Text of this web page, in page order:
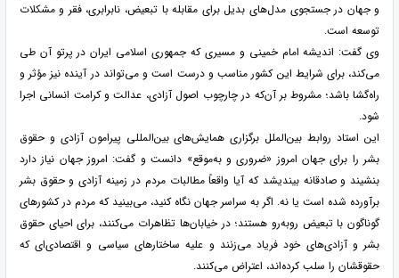
و جهان در جستجوی مدل‌های بدیل برای مقابله با تبعیض، نابرابری، فقر و مشکلات
توسعه است.
وی گفت: اندیشه امام خمینی و مسیری که جمهوری اسلامی ایران در پرتو آن طی
می‌کند، برای شرایط این کشور مناسب و درست است و می‌تواند در آینده نیز مؤثر و
راه‌گشا باشد؛ مشروط بر آن‌که در چارچوب اصول آزادی، عدالت و کرامت انسانی اجرا
شود.
این استاد روابط بین‌الملل برگزاری همایش‌های بین‌المللی پیرامون آزادی و حقوق
بشر را برای جهان امروز «ضروری و به‌موقع» دانست و گفت: امروز جهان نیاز دارد
بنشیند و صادقانه بیندیشد که آیا واقعاً مطالبات مردم در زمینه آزادی و حقوق بشر
برآورده شده است یا نه. اگر به سراسر جهان نگاه کنید، می‌بینید که مردم در کشورهای
گوناگون با تبعیض روبه‌رو هستند؛ در خیابان‌ها تظاهرات می‌کنند، برای احیای حقوق
بشر و آزادی‌های خود فریاد می‌زنند و علیه ساختارهای سیاسی و اقتصادی‌ای که
حقوقشان را سلب کرده‌اند، اعتراض می‌کنند.